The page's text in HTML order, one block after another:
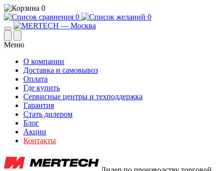
0
0
0
Меню
О компании
Доставка и самовывоз
Оплата
Где купить
Сервисные центры и техподдержка
Гарантия
Стать дилером
Блог
Акции
Контакты